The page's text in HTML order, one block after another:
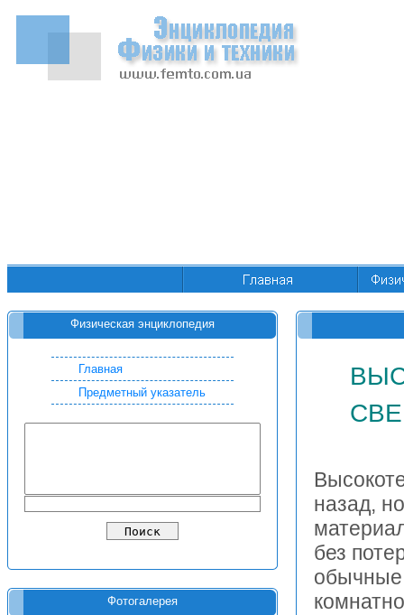
Физическая энциклопедия
Главная
Предметный указатель
Фотогалерея
назад,
без
обычные